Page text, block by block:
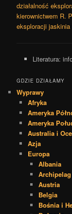
działalność
kierownictwem R.
eksploracji jaskinia
Literatura:
GDZIE DZIAŁAMY
Wyprawy
Afryka
Ameryka
Ameryka
Australia i
Azja
Europa
Albania
Austria
Belgia
Bośnia i